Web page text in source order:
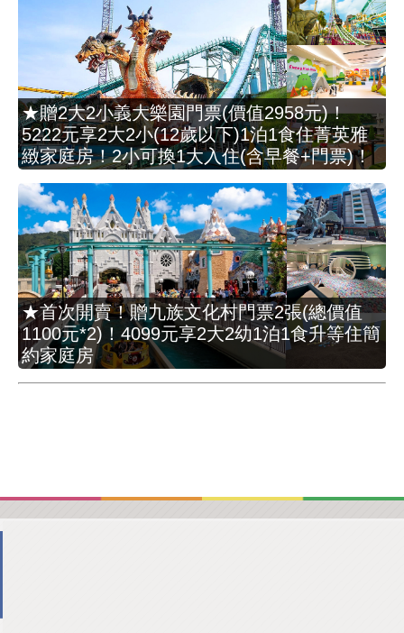
★贈2大2小義大樂園門票(價值2958元)！
5222元享2大2小(12歲以下)1泊1食住菁英雅
緻家庭房！2小可換1大入住(含早餐+門票)！
★首次開賣！贈九族文化村門票2張(總價值
1100元*2)！4099元享2大2幼1泊1食升等住簡
約家庭房